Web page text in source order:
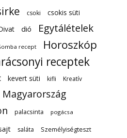
csoki csokis süti
dió Egytálételek
recept Horoszkóp
receptek
kevert süti kifli
Kreatív
Magyarország
palacsinta pogácsa
saláta Személyiségteszt